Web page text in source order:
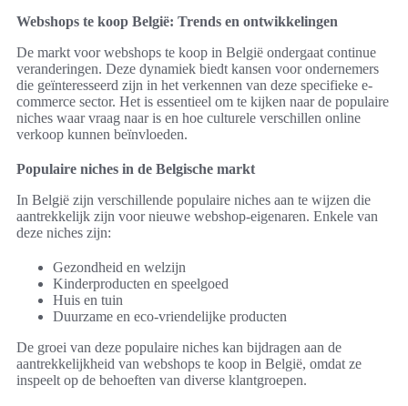
Webshops te koop België: Trends en ontwikkelingen
De markt voor webshops te koop in België ondergaat continue
veranderingen. Deze dynamiek biedt kansen voor ondernemers
die geïnteresseerd zijn in het verkennen van deze specifieke e-
commerce sector. Het is essentieel om te kijken naar de populaire
niches waar vraag naar is en hoe culturele verschillen online
verkoop kunnen beïnvloeden.
Populaire niches in de Belgische markt
In België zijn verschillende populaire niches aan te wijzen die
aantrekkelijk zijn voor nieuwe webshop-eigenaren. Enkele van
deze niches zijn:
Gezondheid en welzijn
Kinderproducten en speelgoed
Huis en tuin
Duurzame en eco-vriendelijke producten
De groei van deze populaire niches kan bijdragen aan de
aantrekkelijkheid van webshops te koop in België, omdat ze
inspeelt op de behoeften van diverse klantgroepen.